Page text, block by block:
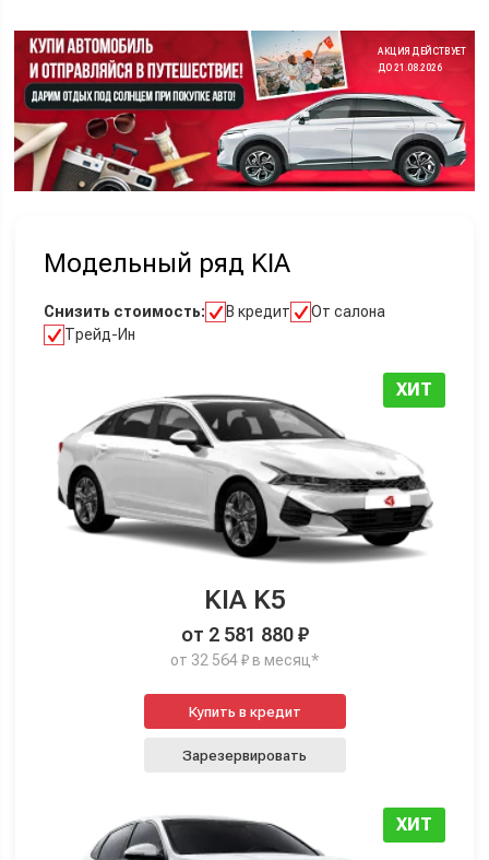
АКЦИЯ ДЕЙСТВУЕТ
ДО 21.08.2026
Модельный ряд KIA
Снизить стоимость: В кредит
От салона
Трейд-Ин
ХИТ
KIA K5
от 2 581 880 ₽
от 32 564 ₽ в месяц*
Купить в кредит
Зарезервировать
ХИТ